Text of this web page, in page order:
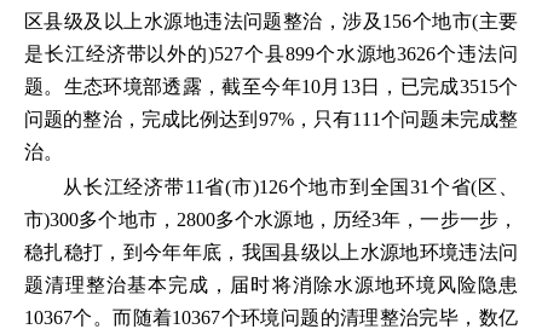
区县级及以上水源地违法问题整治，涉及156个地市(主要
是长江经济带以外的)527个县899个水源地3626个违法问
题。生态环境部透露，截至今年10月13日，已完成3515个
问题的整治，完成比例达到97%，只有111个问题未完成整
治。
从长江经济带11省(市)126个地市到全国31个省(区、
市)300多个地市，2800多个水源地，历经3年，一步一步，
稳扎稳打，到今年年底，我国县级以上水源地环境违法问
题清理整治基本完成，届时将消除水源地环境风险隐患
10367个。而随着10367个环境问题的清理整治完毕，数亿